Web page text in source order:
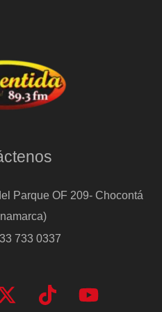
Parque OF 209- Chocontá
733 0337